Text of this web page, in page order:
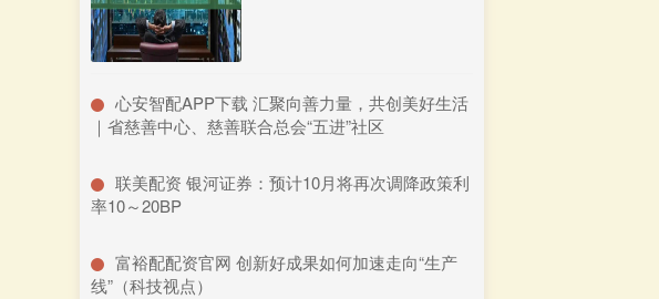
​心安智配APP下载 汇聚向善力量，共创美好生活
｜省慈善中心、慈善联合总会“五进”社区
​联美配资 银河证券：预计10月将再次调降政策利
率10～20BP
​富裕配配资官网 创新好成果如何加速走向“生产
线”（科技视点）